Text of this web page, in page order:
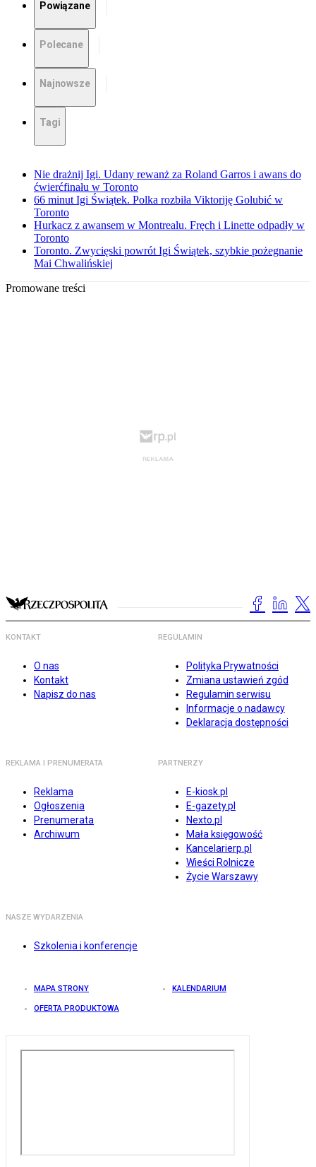
Powiązane
Polecane
Najnowsze
Tagi
Nie drażnij Igi. Udany rewanż za Roland Garros i awans do
ćwierćfinału w Toronto
66 minut Igi Świątek. Polka rozbiła Viktoriję Golubić w
Toronto
Hurkacz z awansem w Montrealu. Fręch i Linette odpadły w
Toronto
Toronto. Zwycięski powrót Igi Świątek, szybkie pożegnanie
Mai Chwalińskiej
Promowane treści
KONTAKT
O nas
Kontakt
Napisz do nas
REGULAMIN
Polityka Prywatności
Zmiana ustawień zgód
Regulamin serwisu
Informacje o nadawcy
Deklaracja dostępności
REKLAMA I PRENUMERATA
Reklama
Ogłoszenia
Prenumerata
Archiwum
PARTNERZY
E-kiosk.pl
E-gazety.pl
Nexto.pl
Mała księgowość
Kancelarierp.pl
Wieści Rolnicze
Życie Warszawy
NASZE WYDARZENIA
Szkolenia i konferencje
MAPA STRONY KALENDARIUM
OFERTA PRODUKTOWA